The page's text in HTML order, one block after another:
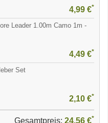
4,99 €*
Leader 1.00m Camo 1m -
4,49 €*
Set
2,10 €*
Gesamtpreis: 24,56 €*